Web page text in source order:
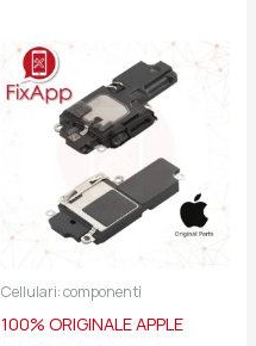
Cellulari: componenti
100% ORIGINALE APPLE